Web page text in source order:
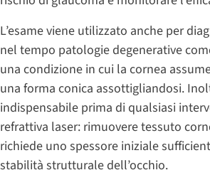
L’esame viene utilizzato anche per
nel tempo patologie degenerative
una condizione in cui la cornea
una forma conica assottigliandosi.
indispensabile prima di qualsiasi
refrattiva laser: rimuovere tessuto
richiede uno spessore iniziale
stabilità strutturale dell’occhio.